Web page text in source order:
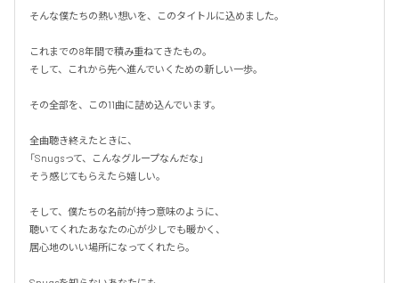
そんな僕たちの熱い想いを、このタイトルに込めました。
これまでの8年間で積み重ねてきたもの。
そして、これから先へ進んでいくための新しい一歩。
その全部を、この11曲に詰め込んでいます。
全曲聴き終えたときに、
「Snugsって、こんなグループなんだな」
そう感じてもらえたら嬉しい。
そして、僕たちの名前が持つ意味のように、
聴いてくれたあなたの心が少しでも暖かく、
居心地のいい場所になってくれたら。